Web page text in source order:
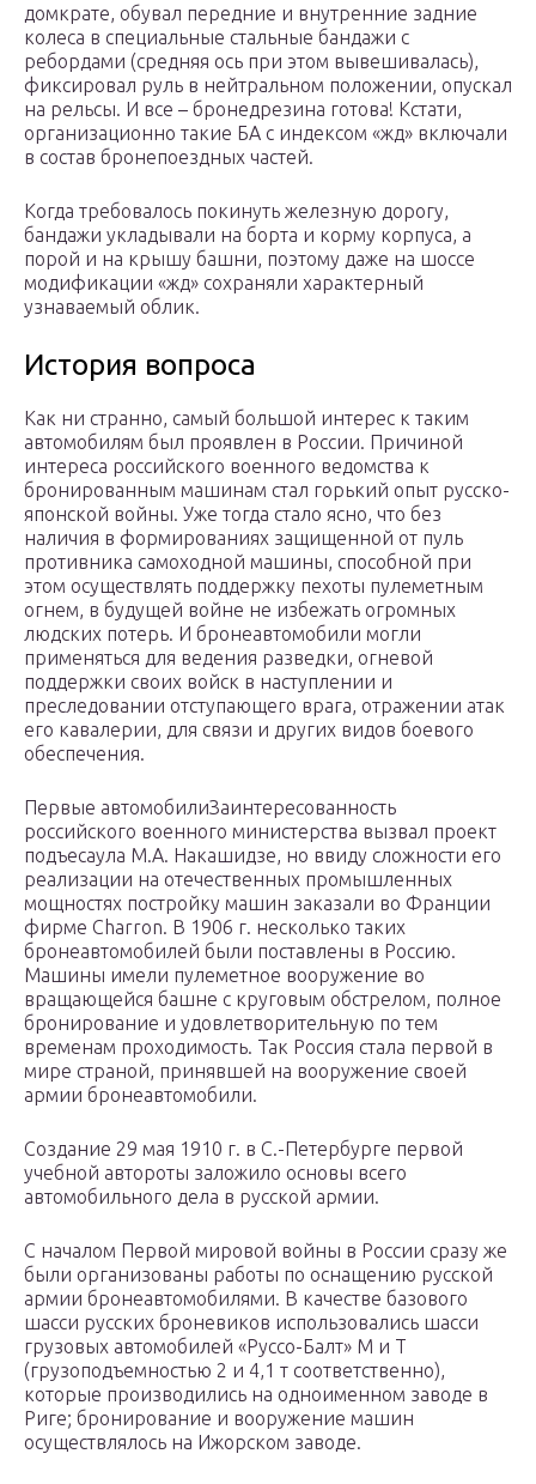
домкрате, обувал передние и внутренние задние
колеса в специальные стальные бандажи с
ребордами (средняя ось при этом вывешивалась),
фиксировал руль в нейтральном положении, опускал
на рельсы. И все – бронедрезина готова! Кстати,
организационно такие БА с индексом «жд» включали
в состав бронепоездных частей.
Когда требовалось покинуть железную дорогу,
бандажи укладывали на борта и корму корпуса, а
порой и на крышу башни, поэтому даже на шоссе
модификации «жд» сохраняли характерный
узнаваемый облик.
История вопроса
Как ни странно, самый большой интерес к таким
автомобилям был проявлен в России. Причиной
интереса российского военного ведомства к
бронированным машинам стал горький опыт русско-
японской войны. Уже тогда стало ясно, что без
наличия в формированиях защищенной от пуль
противника самоходной машины, способной при
этом осуществлять поддержку пехоты пулеметным
огнем, в будущей войне не избежать огромных
людских потерь. И бронеавтомобили могли
применяться для ведения разведки, огневой
поддержки своих войск в наступлении и
преследовании отступающего врага, отражении атак
его кавалерии, для связи и других видов боевого
обеспечения.
Первые автомобилиЗаинтересованность
российского военного министерства вызвал проект
подъесаула М.А. Накашидзе, но ввиду сложности его
реализации на отечественных промышленных
мощностях постройку машин заказали во Франции
фирме Charron. В 1906 г. несколько таких
бронеавтомобилей были поставлены в Россию.
Машины имели пулеметное вооружение во
вращающейся башне с круговым обстрелом, полное
бронирование и удовлетворительную по тем
временам проходимость. Так Россия стала первой в
мире страной, принявшей на вооружение своей
армии бронеавтомобили.
Создание 29 мая 1910 г. в С.-Петербурге первой
учебной автороты заложило основы всего
автомобильного дела в русской армии.
С началом Первой мировой войны в России сразу же
были организованы работы по оснащению русской
армии бронеавтомобилями. В качестве базового
шасси русских броневиков использовались шасси
грузовых автомобилей «Руссо-Балт» М и Т
(грузоподъемностью 2 и 4,1 т соответственно),
которые производились на одноименном заводе в
Риге; бронирование и вооружение машин
осуществлялось на Ижорском заводе.